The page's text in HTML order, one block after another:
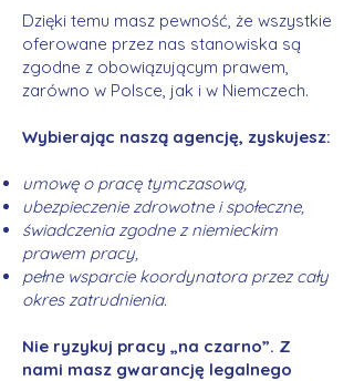
Dzięki temu masz pewność, że wszystkie
oferowane przez nas stanowiska są
zgodne z obowiązującym prawem,
zarówno w Polsce, jak i w Niemczech.
Wybierając naszą agencję, zyskujesz:
umowę o pracę tymczasową,
ubezpieczenie zdrowotne i społeczne,
świadczenia zgodne z niemieckim
prawem pracy,
pełne wsparcie koordynatora przez cały
okres zatrudnienia.
Nie ryzykuj pracy „na czarno”. Z
nami masz gwarancję legalnego